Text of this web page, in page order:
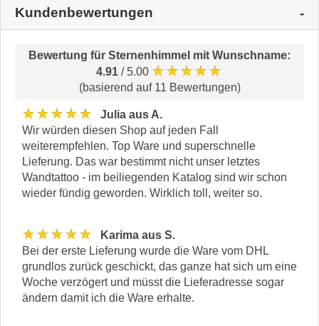
Kundenbewertungen
Bewertung für Sternenhimmel mit Wunschname:
4.91 / 5.00 ★★★★★
(basierend auf 11 Bewertungen)
★★★★★
Julia aus A.
Wir würden diesen Shop auf jeden Fall
weiterempfehlen. Top Ware und superschnelle
Lieferung. Das war bestimmt nicht unser letztes
Wandtattoo - im beiliegenden Katalog sind wir schon
wieder fündig geworden. Wirklich toll, weiter so.
★★★★★
Karima aus S.
Bei der erste Lieferung wurde die Ware vom DHL
grundlos zurück geschickt, das ganze hat sich um eine
Woche verzögert und müsst die Lieferadresse sogar
ändern damit ich die Ware erhalte.